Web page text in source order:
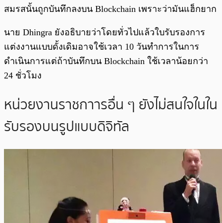
สมรสนั้นถูกบันทึกลงบน Blockchain เพราะว่ามันแฮ็กยาก
นาย Dhingra ยังอธิบายว่าโดยทั่วไปแล้วใบรับรองการ
แต่งงานแบบดั้งเดิมอาจใช้เวลา 10 วันทำการในการ
ดำเนินการแต่ถ้าบันทึกบน Blockchain ใช้เวลาน้อยกว่า
24 ชั่วโมง
หน่วยงานราชกาารอื่น ๆ ยังไม่สนใจในใน
รับรองบนรูปแบบดิจิทัล